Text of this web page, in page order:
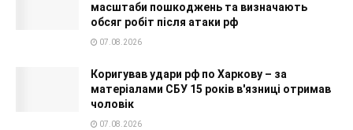
масштаби пошкоджень та визначають
обсяг робіт після атаки рф
07.08.2026
Коригував удари рф по Харкову – за
матеріалами СБУ 15 років в'язниці отримав
чоловік
07.08.2026